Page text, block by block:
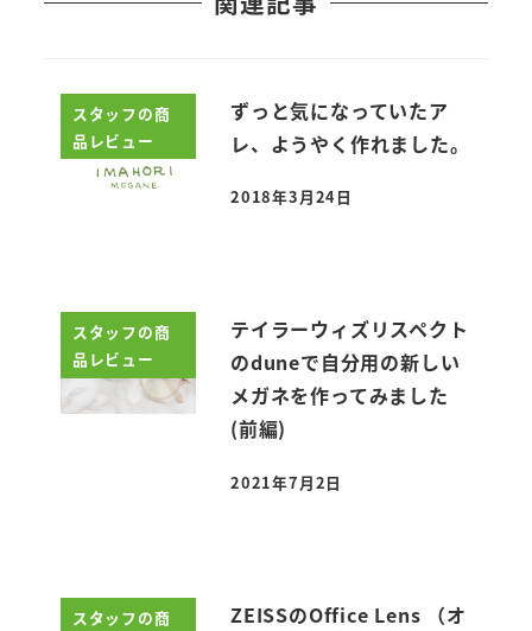
スタッフの商
品レビュー
ずっと気になっていたア
レ、ようやく作れました。
投稿日
2018年3月24日
スタッフの商
品レビュー
テイラーウィズリスペクト
のduneで自分用の新しい
メガネを作ってみました
(前編)
投稿日
2021年7月2日
スタッフの商
ZEISSのOffice Lens （オ